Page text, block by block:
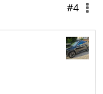
#4